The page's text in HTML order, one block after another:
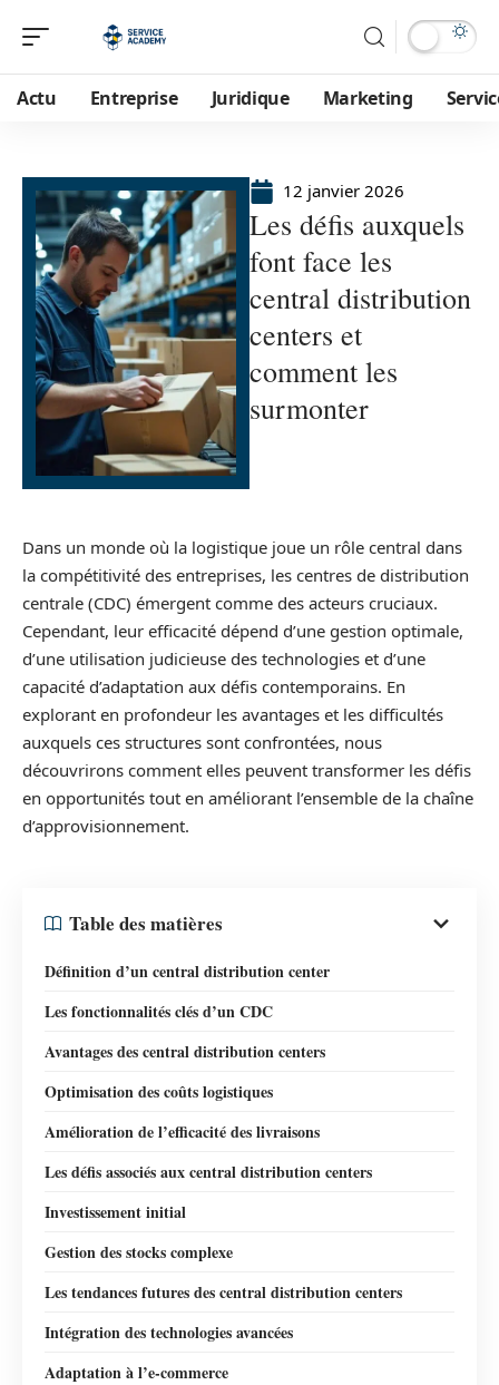
Actu Entreprise Juridique Marketing
12 janvier 2026
Les défis auxquels
font face les
central distribution
centers et
comment les
surmonter
Dans un monde où la logistique joue un rôle central dans
la compétitivité des entreprises, les centres de distribution
centrale (CDC) émergent comme des acteurs cruciaux.
Cependant, leur efficacité dépend d’une gestion optimale,
d’une utilisation judicieuse des technologies et d’une
capacité d’adaptation aux défis contemporains. En
explorant en profondeur les avantages et les difficultés
auxquels ces structures sont confrontées, nous
découvrirons comment elles peuvent transformer les défis
en opportunités tout en améliorant l’ensemble de la chaîne
d’approvisionnement.
Table des matières
Définition d’un central distribution center
Les fonctionnalités clés d’un CDC
Avantages des central distribution centers
Optimisation des coûts logistiques
Amélioration de l’efficacité des livraisons
Les défis associés aux central distribution centers
Investissement initial
Gestion des stocks complexe
Les tendances futures des central distribution centers
Intégration des technologies avancées
Adaptation à l’e-commerce